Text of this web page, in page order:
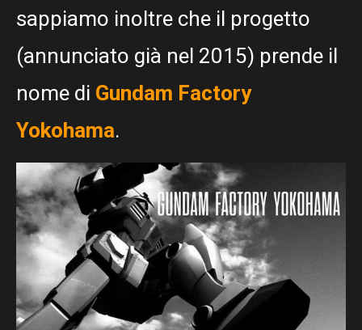
sappiamo inoltre che il progetto
(annunciato già nel 2015) prende il
nome di Gundam Factory
Yokohama.